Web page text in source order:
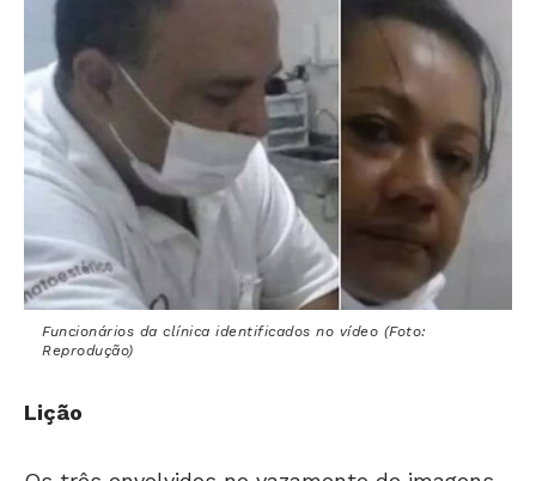
Funcionários da clínica identificados no vídeo (Foto:
Reprodução)
Lição